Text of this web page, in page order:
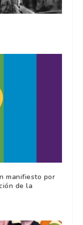
manifiesto por
de la